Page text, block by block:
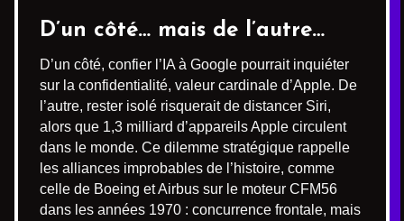
D’un côté… mais de l’autre…
D’un côté, confier l’IA à Google pourrait inquiéter
sur la confidentialité, valeur cardinale d’Apple. De
l’autre, rester isolé risquerait de distancer Siri,
alors que 1,3 milliard d’appareils Apple circulent
dans le monde. Ce dilemme stratégique rappelle
les alliances improbables de l’histoire, comme
celle de Boeing et Airbus sur le moteur CFM56
dans les années 1970 : concurrence frontale, mais